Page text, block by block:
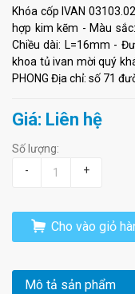
Khóa cốp IVAN
hợp kim kẽm - Màu
Chiều dài: L=16mm -
khoa tủ ivan mời quý
PHONG Địa chỉ: số 71
Giá: Liên hệ
Số lượng:
-
+
Cho vào giỏ
Mô tả sản phẩm